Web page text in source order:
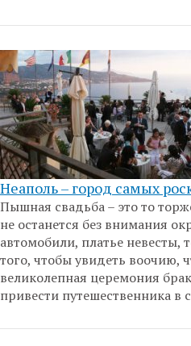
Неаполь – город самых
Пышная свадьба – это то
не останется без внимания
автомобили, платье невесты,
того, чтобы увидеть воочию,
великолепная церемония
привести путешественника в